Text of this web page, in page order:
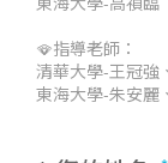
🪭指導老師：
清華大學-王冠強
東海大學-朱安麗